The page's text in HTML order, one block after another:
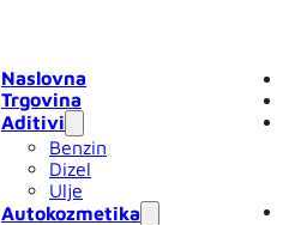
Naslovna
Trgovina
Aditivi
Benzin
Dizel
Ulje
Autokozmetika